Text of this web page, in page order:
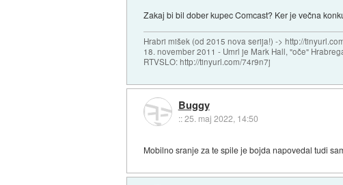
Zakaj bi bil dober kupec Comcast? Ker je večna
Hrabri mišek (od 2015 nova serija!) -> http://
18. november 2011 - Umrl je Mark Hall, "oče"
RTVSLO: http://tinyurl.com/74r9n7j
Buggy
::25. maj 2022, 14:50
Mobilno sranje za te spile je bojda napovedal tudi